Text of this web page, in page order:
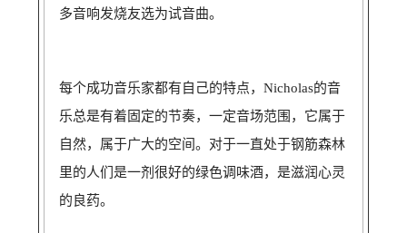
多音响发烧友选为试音曲。
每个成功音乐家都有自己的特点，Nicholas的音
乐总是有着固定的节奏，一定音场范围，它属于
自然，属于广大的空间。对于一直处于钢筋森林
里的人们是一剂很好的绿色调味酒，是滋润心灵
的良药。